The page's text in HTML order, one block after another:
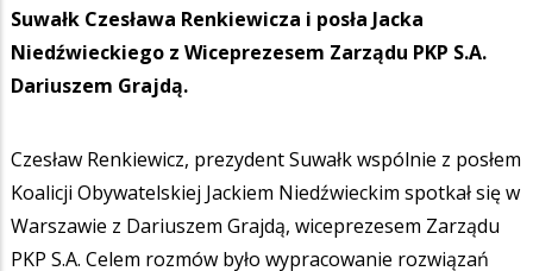
Suwałk Czesława Renkiewicza i posła Jacka
Niedźwieckiego z Wiceprezesem Zarządu PKP S.A.
Dariuszem Grajdą.
Czesław Renkiewicz, prezydent Suwałk wspólnie z posłem
Koalicji Obywatelskiej Jackiem Niedźwieckim spotkał się w
Warszawie z Dariuszem Grajdą, wiceprezesem Zarządu
PKP S.A. Celem rozmów było wypracowanie rozwiązań